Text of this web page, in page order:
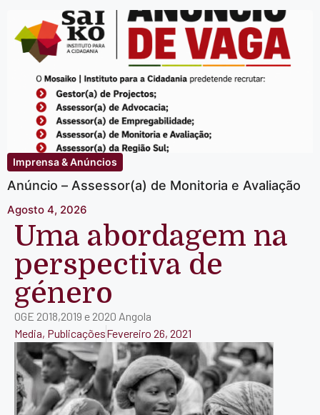
Imprensa & Anúncios
Anúncio – Assessor(a) de Monitoria e Avaliação
Agosto 4, 2026
Uma abordagem na
perspectiva de
género
OGE 2018,2019 e 2020 Angola
Media, PublicaçõesFevereiro 26, 2021